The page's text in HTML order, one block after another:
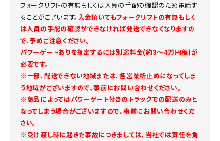
フォークリフトの有無もしくは人員の手配の確認のため電話す
ることがございます。 入金頂いてもフォークリフトの有無もしく
は人員の手配の確認ができなければ発送できなくなりますの
で、予めご注意ください。
パワーゲートありを指定するには別途料金(約3～4万円程)が
必要です。
※一部、配送できない地域または、各営業所止めになってしま
う地域がございますので、事前にお問い合わせください。
※商品によってはパワーゲート付きのトラックでの配送のみと
なってしまう場合がございますので、事前にお問い合わせくだ
さい。
※受け渡し時に起きた事故につきましては、当社では責任を負